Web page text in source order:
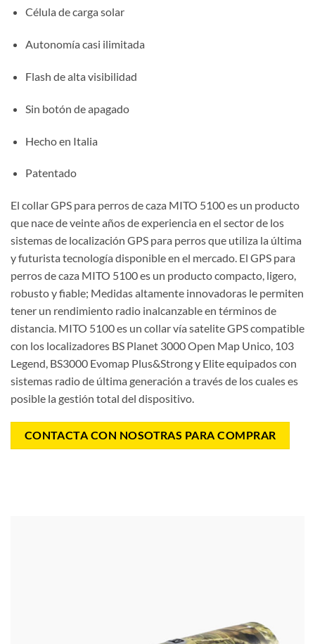
Célula de carga solar
Autonomía casi ilimitada
Flash de alta visibilidad
Sin botón de apagado
Hecho en Italia
Patentado
El collar GPS para perros de caza MITO 5100 es un producto
que nace de veinte años de experiencia en el sector de los
sistemas de localización GPS para perros que utiliza la última
y futurista tecnología disponible en el mercado. El GPS para
perros de caza MITO 5100 es un producto compacto, ligero,
robusto y fiable; Medidas altamente innovadoras le permiten
tener un rendimiento radio inalcanzableen términos de
distancia. MITO 5100 es un collar vía sateliteGPS compatible
con los localizadores BS Planet 3000 Open Map Unico, 103
Legend, BS3000 Evomap Plus&Strong y Elite equipados con
sistemas radio de última generación a través de los cuales es
posible la gestión total del dispositivo.
CONTACTA CON NOSOTRAS PARA COMPRAR